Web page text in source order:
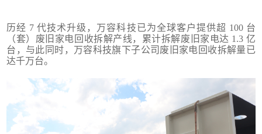
历经 7 代技术升级，万容科技已为全球客户提供超 100 台
（套）废旧家电回收拆解产线，累计拆解废旧家电达 1.3 亿
台，与此同时，万容科技旗下子公司废旧家电回收拆解量已
达千万台。